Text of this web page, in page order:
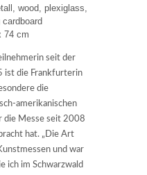
wood, plexiglass,
74 cm
seit der
ist die Frankfurterin
die
amerikanischen
die Messe seit 2008
hat. „Die Art
und war
ich im Schwarzwald